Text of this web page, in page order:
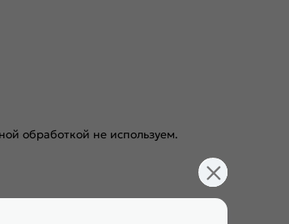
обработкой не используем.